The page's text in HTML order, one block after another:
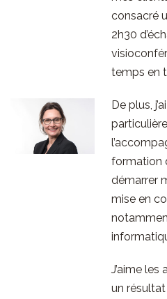
consacré
2h30
temps en
De plus,
formation
démarrer
mise en
J’aime
un